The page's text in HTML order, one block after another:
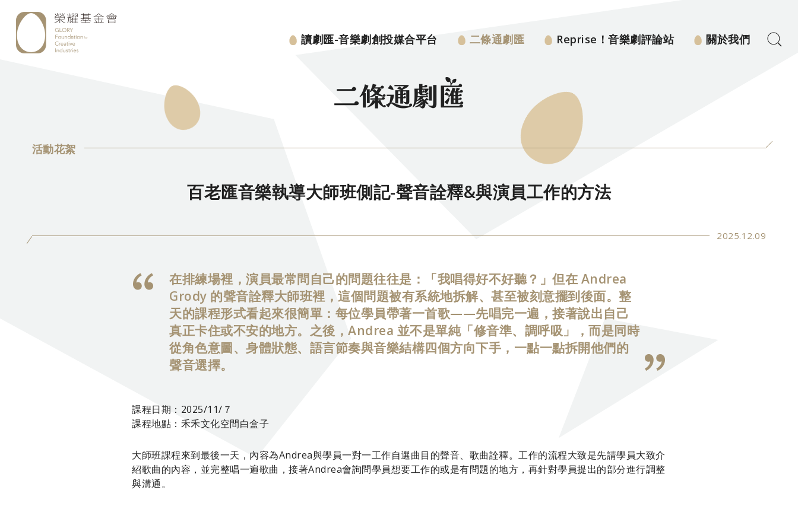
讀劇匯-音樂劇創投媒合平台 二條通劇匯 Reprise！音樂劇評論站 關於我們
活動花絮
2025.12.09
百老匯音樂執導大師班側記-聲音詮釋&與演員工作的方法
在排練場裡，演員最常問自己的問題往往是：「我唱得好不好聽？」但在 Andrea
Grody 的聲音詮釋大師班裡，這個問題被有系統地拆解、甚至被刻意擺到後面。整
天的課程形式看起來很簡單：每位學員帶著一首歌——先唱完一遍，接著說出自己
真正卡住或不安的地方。之後，Andrea 並不是單純「修音準、調呼吸」，而是同時
從角色意圖、身體狀態、語言節奏與音樂結構四個方向下手，一點一點拆開他們的
聲音選擇。
課程日期：2025/11/７
課程地點：禾禾文化空間白盒子
大師班課程來到最後一天，內容為Andrea與學員一對一工作自選曲目的聲音、歌曲詮釋。工作的流程大致是先請學員大致介
紹歌曲的內容，並完整唱一遍歌曲，接著Andrea會詢問學員想要工作的或是有問題的地方，再針對學員提出的部分進行調整
與溝通。